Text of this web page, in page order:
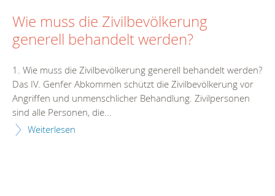
Wie muss die Zivilbevölkerung
generell behandelt werden?
1. Wie muss die Zivilbevölkerung generell behandelt werden?
Das IV. Genfer Abkommen schützt die Zivilbevölkerung vor
Angriffen und unmenschlicher Behandlung. Zivilpersonen
sind alle Personen, die...
Weiterlesen